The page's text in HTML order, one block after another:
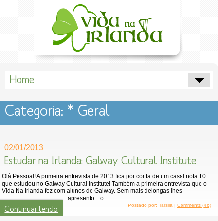
Home
Categoria: * Geral
02/01/2013
Estudar na Irlanda: Galway Cultural Institute
Olá Pessoal! A primeira entrevista de 2013 fica por conta de um casal nota 10
que estudou no Galway Cultural Institute! Também a primeira entrevista que o
Vida Na Irlanda fez com alunos de Galway. Sem mais delongas lhes
apresento…o…
Continuar lendo Postado por: Tarsila | Comments (46)